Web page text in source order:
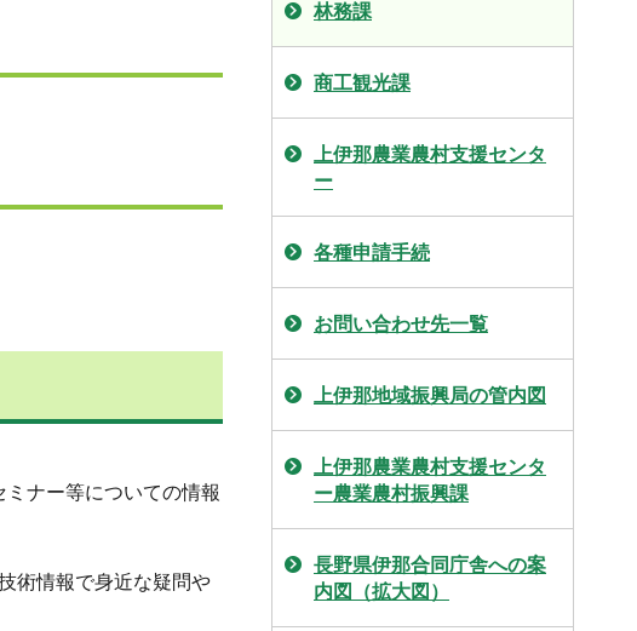
ナー等についての情報
術情報で身近な疑問や
林務課
商工観光課
上伊那農業農村支援センタ
ー
各種申請手続
お問い合わせ先一覧
上伊那地域振興局の管内図
上伊那農業農村支援センタ
ー農業農村振興課
長野県伊那合同庁舎への案
内図（拡大図）